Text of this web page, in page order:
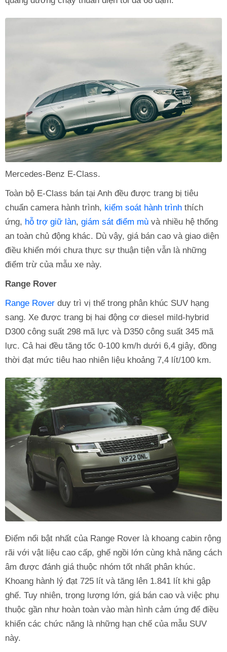
Mercedes-Benz E-Class.
Toàn bộ E-Class bán tại Anh đều được trang bị tiêu
chuẩn camera hành trình, kiểm soát hành trình thích
ứng, hỗ trợ giữ làn, giám sát điểm mù và nhiều hệ thống
an toàn chủ động khác. Dù vậy, giá bán cao và giao diện
điều khiển mới chưa thực sự thuận tiện vẫn là những
điểm trừ của mẫu xe này.
Range Rover
Range Rover duy trì vị thế trong phân khúc SUV hạng
sang. Xe được trang bị hai động cơ diesel mild-hybrid
D300 công suất 298 mã lực và D350 công suất 345 mã
lực. Cả hai đều tăng tốc 0-100 km/h dưới 6,4 giây, đồng
thời đạt mức tiêu hao nhiên liệu khoảng 7,4 lít/100 km.
Điểm nổi bật nhất của Range Rover là khoang cabin rộng
rãi với vật liệu cao cấp, ghế ngồi lớn cùng khả năng cách
âm được đánh giá thuộc nhóm tốt nhất phân khúc.
Khoang hành lý đạt 725 lít và tăng lên 1.841 lít khi gập
ghế. Tuy nhiên, trọng lượng lớn, giá bán cao và việc phụ
thuộc gần như hoàn toàn vào màn hình cảm ứng để điều
khiển các chức năng là những hạn chế của mẫu SUV
này.